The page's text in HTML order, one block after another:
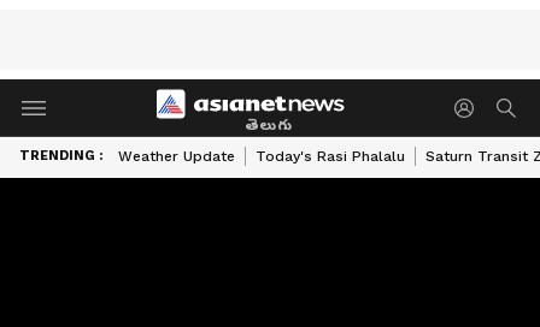
తెలుగు
TRENDING : Weather Update Today's Rasi Phalalu Saturn Transit